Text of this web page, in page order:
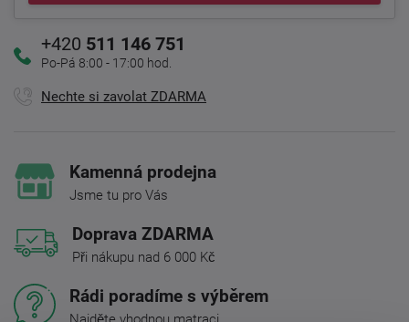
+420 511 146 751
Po-Pá 8:00 - 17:00 hod.
Nechte si zavolat ZDARMA
Kamenná prodejna
Jsme tu pro Vás
Doprava ZDARMA
Při nákupu nad 6 000 Kč
Rádi poradíme s výběrem